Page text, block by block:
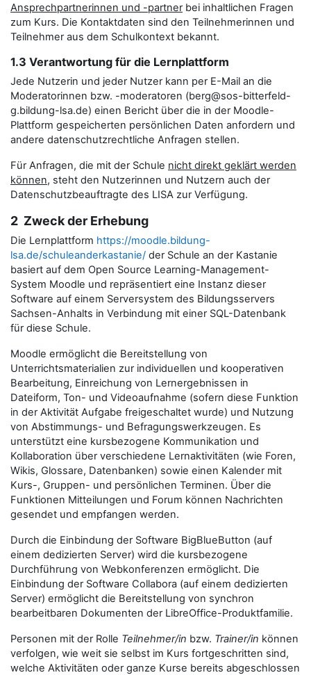
Ansprechpartnerinnen und -partnerbei inhaltlichen Fragen
zum Kurs. Die Kontaktdaten sind den Teilnehmerinnen und
Teilnehmer aus dem Schulkontext bekannt.
1.3 Verantwortung für die Lernplattform
Jede Nutzerin und jeder Nutzer kann per E-Mail an die
Moderatorinnen bzw. -moderatoren (berg@sos-bitterfeld-
g.bildung-lsa.de) einen Bericht über die in der Moodle-
Plattform gespeicherten persönlichen Daten anfordern und
andere datenschutzrechtliche Anfragen stellen.
Für Anfragen, die mit der Schule nicht direkt geklärt werden
können, steht den Nutzerinnen und Nutzern auch der
Datenschutzbeauftragte des LISA zur Verfügung.
2 Zweck der Erhebung
Die Lernplattform https://moodle.bildung-
lsa.de/schuleanderkastanie/ der Schule an der Kastanie
basiert auf dem Open Source Learning-Management-
System Moodle und repräsentiert eine Instanz dieser
Software auf einem Serversystem des Bildungsservers
Sachsen-Anhalts in Verbindung mit einer SQL-Datenbank
für diese Schule.
Moodle ermöglicht die Bereitstellung von
Unterrichtsmaterialien zur individuellen und kooperativen
Bearbeitung, Einreichung von Lernergebnissen in
Dateiform, Ton- und Videoaufnahme (sofern diese Funktion
in der Aktivität Aufgabe freigeschaltet wurde) und Nutzung
von Abstimmungs- und Befragungswerkzeugen. Es
unterstützt eine kursbezogene Kommunikation und
Kollaboration über verschiedene Lernaktivitäten (wie Foren,
Wikis, Glossare, Datenbanken) sowie einen Kalender mit
Kurs-, Gruppen- und persönlichen Terminen. Über die
Funktionen Mitteilungen und Forum können Nachrichten
gesendet und empfangen werden.
Durch die Einbindung der Software BigBlueButton (auf
einem dedizierten Server) wird die kursbezogene
Durchführung von Webkonferenzen ermöglicht. Die
Einbindung der Software Collabora (auf einem dedizierten
Server) ermöglicht die Bereitstellung von synchron
bearbeitbaren Dokumenten der LibreOffice-Produktfamilie.
Personen mit der Rolle Teilnehmer/in bzw. Trainer/in können
verfolgen, wie weit sie selbst im Kurs fortgeschritten sind,
welche Aktivitäten oder ganze Kurse bereits abgeschlossen